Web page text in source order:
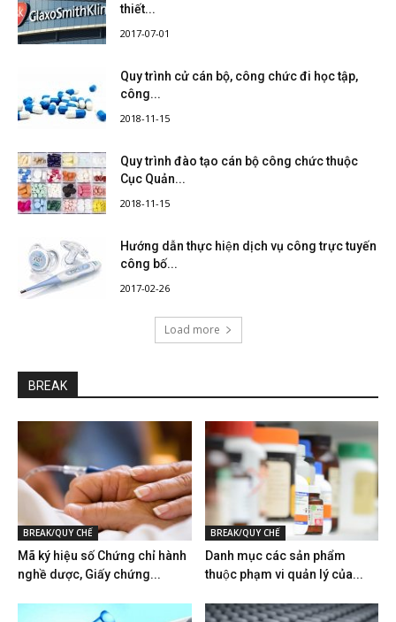
thiết...
2017-07-01
Quy trình cử cán bộ, công chức đi học tập,
công...
2018-11-15
Quy trình đào tạo cán bộ công chức thuộc
Cục Quản...
2018-11-15
Hướng dẫn thực hiện dịch vụ công trực tuyến
công bố...
2017-02-26
Load more
BREAK
BREAK/QUY CHẾ
Mã ký hiệu số Chứng chỉ hành
nghề dược, Giấy chứng...
BREAK/QUY CHẾ
Danh mục các sản phẩm
thuộc phạm vi quản lý của...